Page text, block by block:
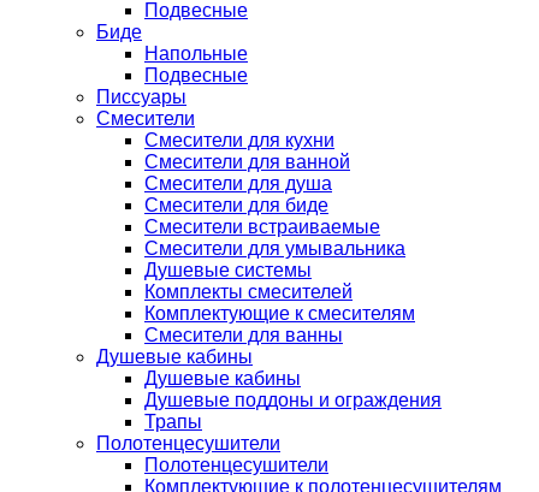
Подвесные
Биде
Напольные
Подвесные
Писсуары
Смесители
Смесители для кухни
Смесители для ванной
Смесители для душа
Смесители для биде
Смесители встраиваемые
Смесители для умывальника
Душевые системы
Комплекты смесителей
Комплектующие к смесителям
Смесители для ванны
Душевые кабины
Душевые кабины
Душевые поддоны и ограждения
Трапы
Полотенцесушители
Полотенцесушители
Комплектующие к полотенцесушителям